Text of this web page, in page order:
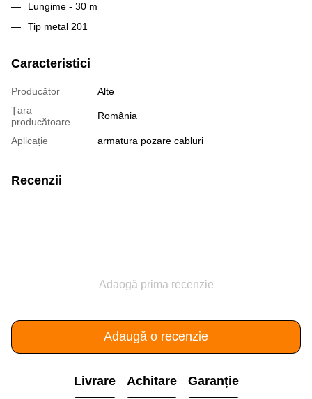
Lungime - 30 m
Tip metal 201
Caracteristici
Producător
Alte
Ţara
producătoare
România
Aplicație armatura pozare cabluri
Recenzii
Adaogă prima recenzie
Adaugă o recenzie
Livrare Achitare Garanție